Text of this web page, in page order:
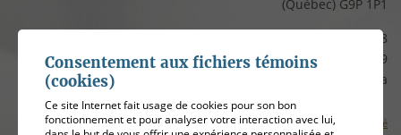
(Québec) G9P 1P1
819 537-8828
Télécopieur :819 537-8829
clients@cfmauricie.ca
Conditions d’utilisation et politique de confidentialité
Consentement aux fichiers témoins
(cookies)
Ce site Internet fait usage de cookies pour son bon
fonctionnement et pour analyser votre interaction avec lui,